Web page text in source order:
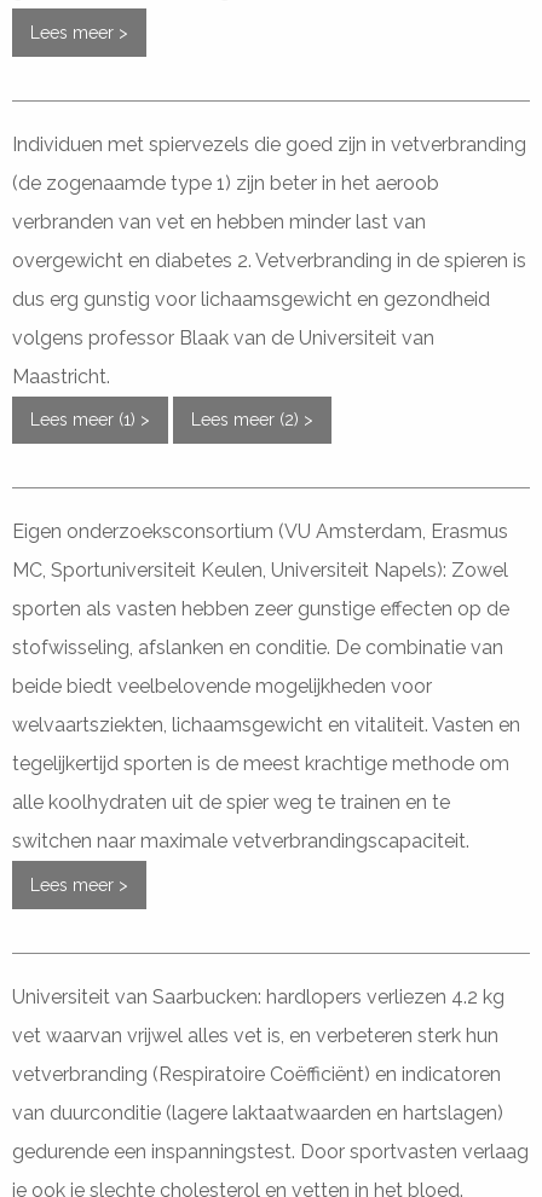
Lees meer >
Individuen met spiervezels die goed zijn in vetverbranding
(de zogenaamde type 1) zijn beter in het aeroob
verbranden van vet en hebben minder last van
overgewicht en diabetes 2. Vetverbranding in de spieren is
dus erg gunstig voor lichaamsgewicht en gezondheid
volgens professor Blaak van de Universiteit van
Maastricht.
Lees meer (1) > Lees meer (2) >
Eigen onderzoeksconsortium (VU Amsterdam, Erasmus
MC, Sportuniversiteit Keulen, Universiteit Napels): Zowel
sporten als vasten hebben zeer gunstige effecten op de
stofwisseling, afslanken en conditie. De combinatie van
beide biedt veelbelovende mogelijkheden voor
welvaartsziekten, lichaamsgewicht en vitaliteit. Vasten en
tegelijkertijd sporten is de meest krachtige methode om
alle koolhydraten uit de spier weg te trainen en te
switchen naar maximale vetverbrandingscapaciteit.
Lees meer >
Universiteit van Saarbucken: hardlopers verliezen 4.2 kg
vet waarvan vrijwel alles vet is, en verbeteren sterk hun
vetverbranding (Respiratoire Coëfficiënt) en indicatoren
van duurconditie (lagere laktaatwaarden en hartslagen)
gedurende een inspanningstest. Door sportvasten verlaag
je ook je slechte cholesterol en vetten in het bloed.